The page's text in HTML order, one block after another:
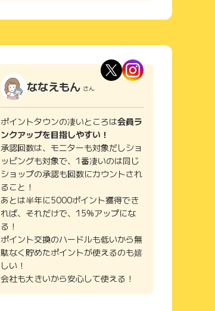
ななえもん さん
ポイントタウンの凄いところは会員ラ
ンクアップを目指しやすい！
承認回数は、モニターも対象だしショ
ッピングも対象で、1番凄いのは同じ
ショップの承認も回数にカウントされ
ること！
あとは半年に5000ポイント獲得でき
れば、それだけで、15%アップにな
る！
ポイント交換のハードルも低いから無
駄なく貯めたポイントが使えるのも嬉
しい！
会社も大きいから安心して使える！